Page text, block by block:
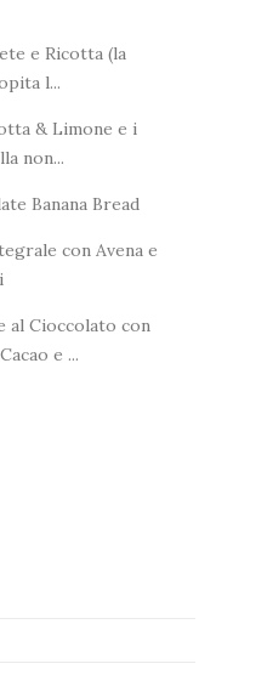
e Ricotta (la
l...
& Limone e i
non...
Banana Bread
con Avena e
al Cioccolato con
e ...